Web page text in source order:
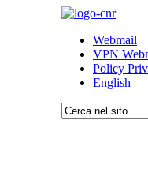
Webmail
VPN
Policy
English